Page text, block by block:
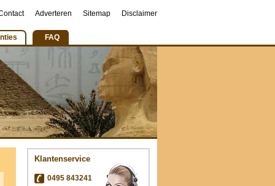
Adverteren Sitemap Disclaimer
FAQ
Klantenservice
0495 843241